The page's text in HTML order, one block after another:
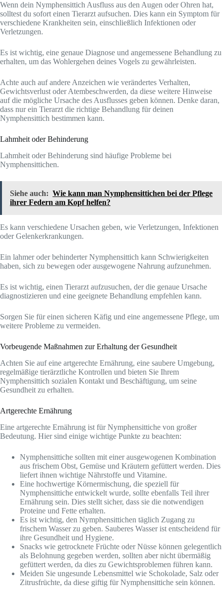
Wenn dein Nymphensittich Ausfluss aus den Augen oder Ohren hat,
solltest du sofort einen Tierarzt aufsuchen. Dies kann ein Symptom für
verschiedene Krankheiten sein, einschließlich Infektionen oder
Verletzungen.
Es ist wichtig, eine genaue Diagnose und angemessene Behandlung zu
erhalten, um das Wohlergehen deines Vogels zu gewährleisten.
Achte auch auf andere Anzeichen wie verändertes Verhalten,
Gewichtsverlust oder Atembeschwerden, da diese weitere Hinweise
auf die mögliche Ursache des Ausflusses geben können. Denke daran,
dass nur ein Tierarzt die richtige Behandlung für deinen
Nymphensittich bestimmen kann.
Lahmheit oder Behinderung
Lahmheit oder Behinderung sind häufige Probleme bei
Nymphensittichen.
Siehe auch: Wie kann man Nymphensittichen bei der Pflege
ihrer Federn am Kopf helfen?
Es kann verschiedene Ursachen geben, wie Verletzungen, Infektionen
oder Gelenkerkrankungen.
Ein lahmer oder behinderter Nymphensittich kann Schwierigkeiten
haben, sich zu bewegen oder ausgewogene Nahrung aufzunehmen.
Es ist wichtig, einen Tierarzt aufzusuchen, der die genaue Ursache
diagnostizieren und eine geeignete Behandlung empfehlen kann.
Sorgen Sie für einen sicheren Käfig und eine angemessene Pflege, um
weitere Probleme zu vermeiden.
Vorbeugende Maßnahmen zur Erhaltung der Gesundheit
Achten Sie auf eine artgerechte Ernährung, eine saubere Umgebung,
regelmäßige tierärztliche Kontrollen und bieten Sie Ihrem
Nymphensittich sozialen Kontakt und Beschäftigung, um seine
Gesundheit zu erhalten.
Artgerechte Ernährung
Eine artgerechte Ernährung ist für Nymphensittiche von großer
Bedeutung. Hier sind einige wichtige Punkte zu beachten:
Nymphensittiche sollten mit einer ausgewogenen Kombination
aus frischem Obst, Gemüse und Kräutern gefüttert werden. Dies
liefert ihnen wichtige Nährstoffe und Vitamine.
Eine hochwertige Körnermischung, die speziell für
Nymphensittiche entwickelt wurde, sollte ebenfalls Teil ihrer
Ernährung sein. Dies stellt sicher, dass sie die notwendigen
Proteine und Fette erhalten.
Es ist wichtig, den Nymphensittichen täglich Zugang zu
frischem Wasser zu geben. Sauberes Wasser ist entscheidend für
ihre Gesundheit und Hygiene.
Snacks wie getrocknete Früchte oder Nüsse können gelegentlich
als Belohnung gegeben werden, sollten aber nicht übermäßig
gefüttert werden, da dies zu Gewichtsproblemen führen kann.
Meiden Sie ungesunde Lebensmittel wie Schokolade, Salz oder
Zitrusfrüchte, da diese giftig für Nymphensittiche sein können.